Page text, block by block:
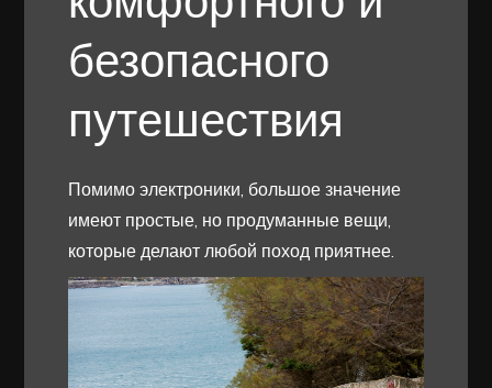
безопасного
путешествия
Помимо электроники, большое значение
имеют простые, но продуманные вещи,
которые делают любой поход приятнее.